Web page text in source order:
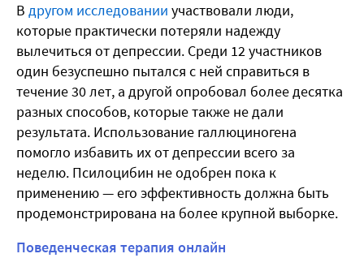
В другом исследовании участвовали люди,
которые практически потеряли надежду
вылечиться от депрессии. Среди 12 участников
один безуспешно пытался с ней справиться в
течение 30 лет, а другой опробовал более десятка
разных способов, которые также не дали
результата. Использование галлюциногена
помогло избавить их от депрессии всего за
неделю. Псилоцибин не одобрен пока к
применению — его эффективность должна быть
продемонстрирована на более крупной выборке.
Поведенческая терапия онлайн